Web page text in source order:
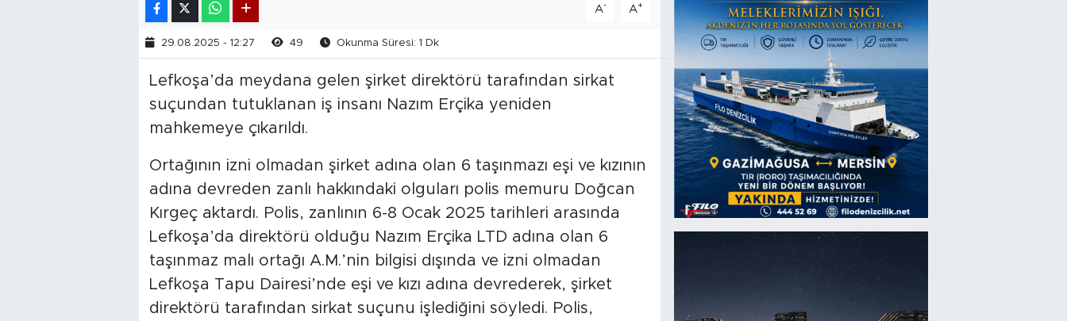
A- A+
29.08.2025 - 12:27 49 Okunma Süresi: 1 Dk
Lefkoşa’da meydana gelen şirket direktörü tarafından sirkat
suçundan tutuklanan iş insanı Nazım Erçika yeniden
mahkemeye çıkarıldı.
Ortağının izni olmadan şirket adına olan 6 taşınmazı eşi ve kızının
adına devreden zanlı hakkındaki olguları polis memuru Doğcan
Kırgeç aktardı. Polis, zanlının 6-8 Ocak 2025 tarihleri arasında
Lefkoşa’da direktörü olduğu Nazım Erçika LTD adına olan 6
taşınmaz malı ortağı A.M.’nin bilgisi dışında ve izni olmadan
Lefkoşa Tapu Dairesi’nde eşi ve kızı adına devrederek, şirket
direktörü tarafından sirkat suçunu işlediğini söyledi. Polis,